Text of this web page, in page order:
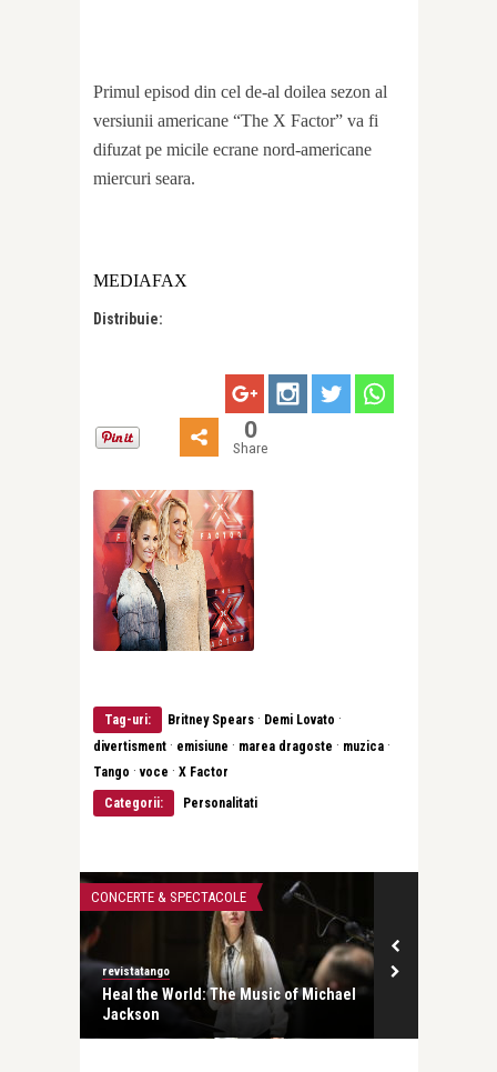
Primul episod din cel de-al doilea sezon al
versiunii americane “The X Factor” va fi
difuzat pe micile ecrane nord-americane
miercuri seara.
MEDIAFAX
Distribuie:
0
Share
Tag-uri: Britney Spears · Demi Lovato ·
divertisment · emisiune · marea dragoste · muzica ·
Tango ·voce · X Factor
Categorii:
Personalitati
CONCERTE & SPECTACOLE
revistatango
Heal the World: The Music of Michael
Jackson